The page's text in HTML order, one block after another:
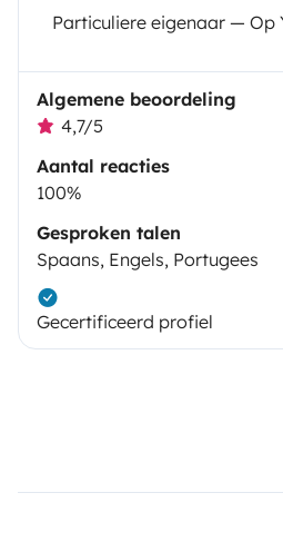
Particuliere eigenaar — Op
Algemene beoordeling
4,7/5
Aantal reacties
100%
Gesproken talen
Spaans, Engels, Portugees
Gecertificeerd profiel